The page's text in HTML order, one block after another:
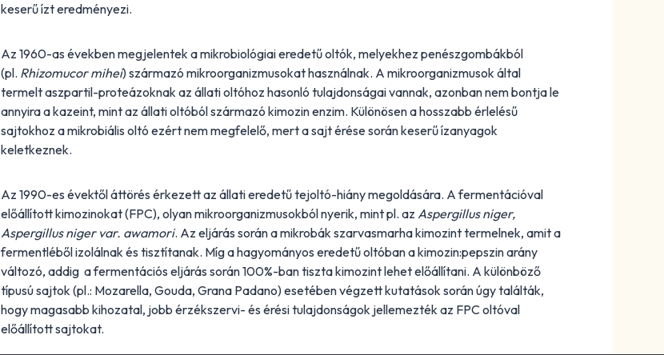
keserű ízt eredményezi.
Az 1960-as években megjelentek a mikrobiológiai eredetű oltók, melyekhez penészgombákból
(pl. Rhizomucor mihei) származó mikroorganizmusokat használnak. A mikroorganizmusok által
termelt aszpartil-proteázoknak az állati oltóhoz hasonló tulajdonságai vannak, azonban nem bontja le
annyira a kazeint, mint az állati oltóból származó kimozin enzim. Különösen a hosszabb érlelésű
sajtokhoz a mikrobiális oltó ezért nem megfelelő, mert a sajt érése során keserű ízanyagok
keletkeznek.
Az 1990-es évektől áttörés érkezett az állati eredetű tejoltó-hiány megoldására. A fermentációval
előállított kimozinokat (FPC), olyan mikroorganizmusokból nyerik, mint pl. azAspergillus niger,
Aspergillus niger var. awamori. Az eljárás során a mikrobák szarvasmarha kimozint termelnek, amit a
fermentléből izolálnak és tisztítanak. Míg a hagyományos eredetű oltóban a kimozin:pepszin arány
változó, addig a fermentációs eljárás során 100%-ban tiszta kimozint lehet előállítani. A különböző
típusú sajtok (pl.: Mozarella, Gouda, Grana Padano) esetében végzett kutatások során úgy találták,
hogy magasabb kihozatal, jobb érzékszervi- és érési tulajdonságok jellemezték az FPC oltóval
előállított sajtokat.